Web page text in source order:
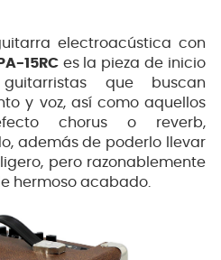
electroacústica con
15RCes la pieza de inicio
que buscan
y voz, así como aquellos
chorus o reverb,
además de poderlo llevar
pero razonablemente
hermoso acabado.